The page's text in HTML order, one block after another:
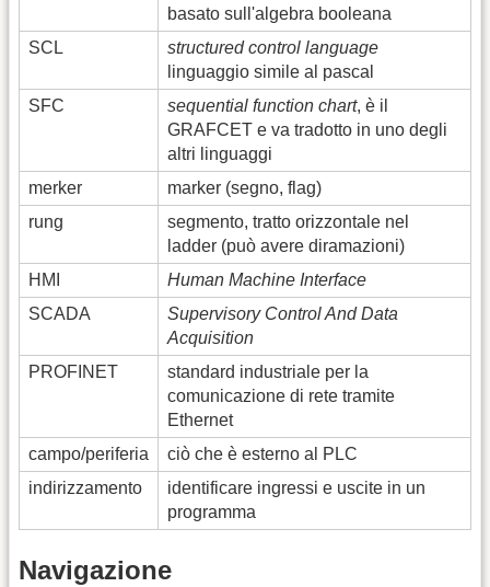
basato sull'algebra booleana
SCL
structured control language
linguaggio simile al pascal
SFC
sequential function chart, è il
GRAFCET e va tradotto in uno degli
altri linguaggi
merker
marker (segno, flag)
rung
segmento, tratto orizzontale nel
ladder (può avere diramazioni)
HMI
Human Machine Interface
SCADA
Supervisory Control And Data
Acquisition
PROFINET
standard industriale per la
comunicazione di rete tramite
Ethernet
campo/periferia
ciò che è esterno al PLC
indirizzamento
identificare ingressi e uscite in un
programma
Navigazione